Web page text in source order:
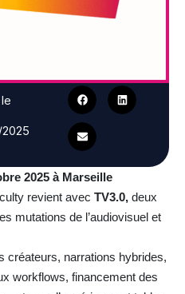
2025 à Marseille
revient avec TV3.0, deux
mutations de l’audiovisuel et
créateurs, narrations hybrides,
workflows, financement des